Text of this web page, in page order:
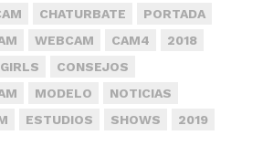
CHATURBATE
PORTADA
WEBCAM CAM4
2018
CONSEJOS
MODELO
NOTICIAS
ESTUDIOS SHOWS 2019